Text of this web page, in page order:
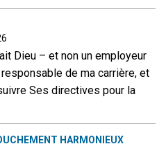
Dieu – et non un employeur
de ma carrière, et
Ses directives pour la
HARMONIEUX